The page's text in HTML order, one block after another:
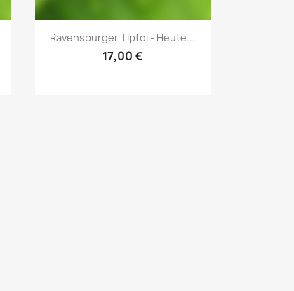
Vorschau
Ravensburger Tiptoi - Heute...
17,00 €